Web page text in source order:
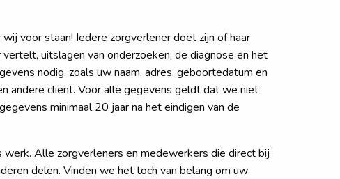
voor staan! Iedere zorgverlener doet zijn of haar
uitslagen van onderzoeken, de diagnose en het
nodig, zoals uw naam, adres, geboortedatum en
andere cliënt. Voor alle gegevens geldt dat we niet
minimaal 20 jaar na het eindigen van de
Alle zorgverleners en medewerkers die direct bij
delen. Vinden we het toch van belang om uw